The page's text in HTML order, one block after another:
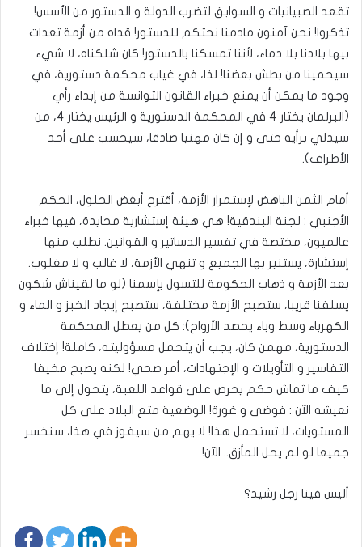
تقعد الصبيانيات و السوابق لتضرب الدولة و الدستور من الأسس!
تذكروا! نحن آمنون مادمنا نحتكم للدستور! قداه من أزمة تعدات
بيها بلادنا بلا دماء، لأننا تمسكنا بالدستور! كان شلكناه، لا شيء
سيحمينا من بطش بعضنا! لذا، في غياب محكمة دستورية، في
وجود ما يمكن أن يمنع خبراء القانون التوانسة من إبداء رأي
(البرلمان يختار 4 في المحكمة الدستورية و الرئيس يختار 4، من
سيدلي برأيه حتى و إن كان مهنيا صادقا، سيحسب على أحد
الأطراف).
أمام الثمن الباهض لإستمرار الأزمة، أقترح أبغض الحلول، الحكم
الأجنبي : لجنة البندقية! هي هيئة إستشارية محايدة، فيها خبراء
عالميون، مختصة في تفسير الدساتير و القوانين. نطلب منها
إستشارة، يستنير بها الجميع و تنهي الأزمة، لا غالب و لا مغلوب.
بعد الأزمة و ذهاب الحكومة للتسول بإسمنا (لو ما لقيناش شكون
يسلفنا قريبا، ستصبح الأزمة مختلفة، ستصبح إيجاد الخبز و الماء و
الكهرباء وسط وباء يحصد الأرواح): كل من يعطل المحكمة
الدستورية، مهمن كان، يجب أن يتحمل مسؤوليته، كاملة! إختلاف
التفاسير و التأويلات و الإجتهادات، أمر صحي! لكنه يصبح مخيفا
كيف ما ثماش حكم يحرص على قواعد اللعبة، يتحول إلى ما
نعيشه الآن : فوضى و غورة! الوضعية متع البلاد على كل
المستويات، لا تستحمل هذا! لا يهم من سيفوز في هذا، سنخسر
جميعا لو لم يحل المأزق.. الآن!
أليس فينا رجل رشيد؟